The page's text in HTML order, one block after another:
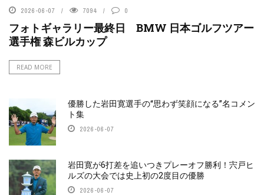
2026-06-07 7094 0
フォトギャラリー最終日 BMW 日本ゴルフツアー
選手権 森ビルカップ
READ MORE
優勝した岩田寛選手の“思わず笑顔になる”名コメン
ト集
2026-06-07
岩田寛が6打差を追いつきプレーオフ勝利！宍戸ヒ
ルズの大会では史上初の2度目の優勝
2026-06-07